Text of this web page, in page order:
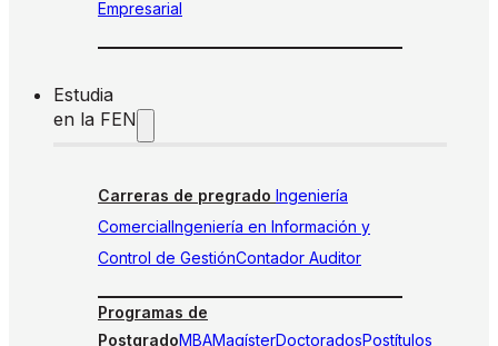
Empresarial
Estudia
en la FEN
Carreras de pregrado Ingeniería
ComercialIngeniería en Información y
Control de GestiónContador Auditor
Programas de
PostgradoMBAMagísterDoctoradosPostítulos